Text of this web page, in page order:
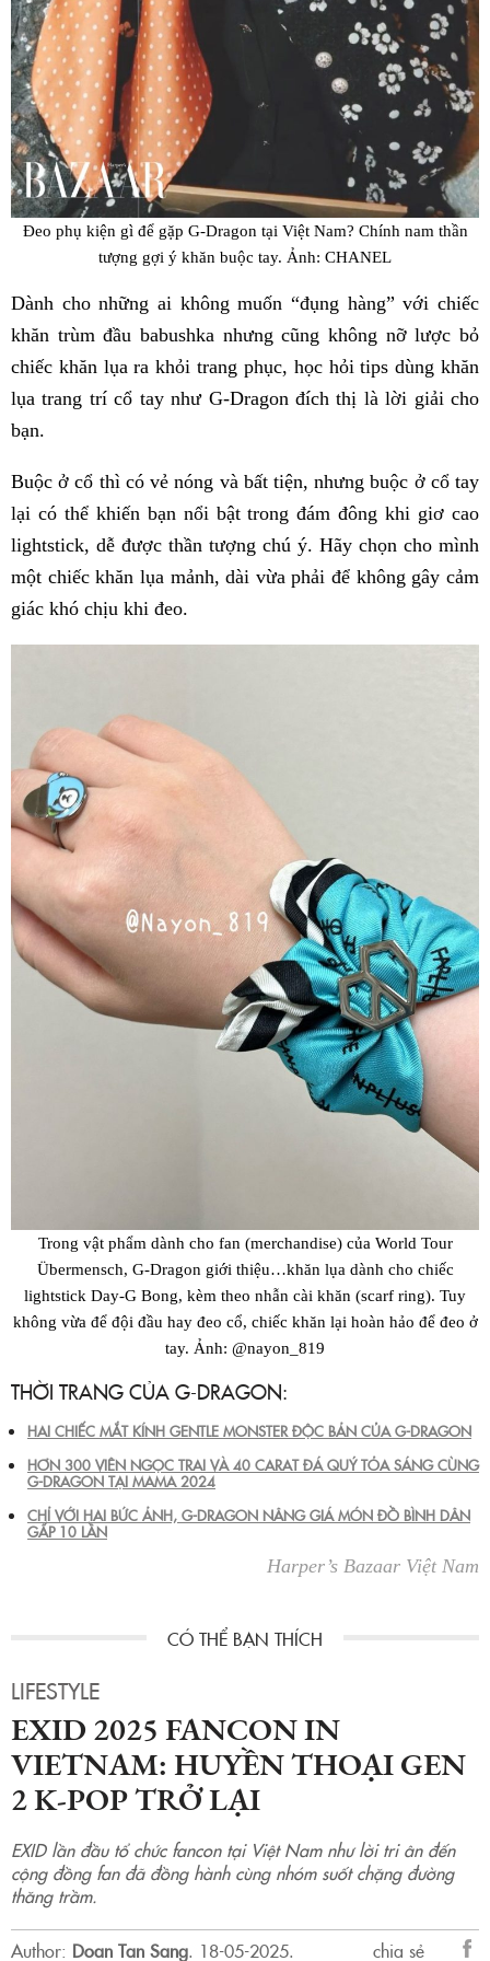
Đeo phụ kiện gì để gặp G-Dragon tại Việt Nam? Chính nam thần
tượng gợi ý khăn buộc tay. Ảnh: CHANEL
Dành cho những ai không muốn “đụng hàng” với chiếc
khăn trùm đầu babushka nhưng cũng không nỡ lược bỏ
chiếc khăn lụa ra khỏi trang phục, học hỏi tips dùng khăn
lụa trang trí cổ tay như G-Dragon đích thị là lời giải cho
bạn.
Buộc ở cổ thì có vẻ nóng và bất tiện, nhưng buộc ở cổ tay
lại có thể khiến bạn nổi bật trong đám đông khi giơ cao
lightstick, dễ được thần tượng chú ý. Hãy chọn cho mình
một chiếc khăn lụa mảnh, dài vừa phải để không gây cảm
giác khó chịu khi đeo.
Trong vật phẩm dành cho fan (merchandise) của World Tour
Übermensch, G-Dragon giới thiệu…khăn lụa dành cho chiếc
lightstick Day-G Bong, kèm theo nhẫn cài khăn (scarf ring). Tuy
không vừa để đội đầu hay đeo cổ, chiếc khăn lại hoàn hảo để đeo ở
tay. Ảnh: @nayon_819
THỜI TRANG CỦA G-DRAGON:
HAI CHIẾC MẮT KÍNH GENTLE MONSTER ĐỘC BẢN CỦA G-DRAGON
HƠN 300 VIÊN NGỌC TRAI VÀ 40 CARAT ĐÁ QUÝ TỎA SÁNG CÙNG
G-DRAGON TẠI MAMA 2024
CHỈ VỚI HAI BỨC ẢNH, G-DRAGON NÂNG GIÁ MÓN ĐỒ BÌNH DÂN
GẤP 10 LẦN
Harper’s Bazaar Việt Nam
LIFESTYLE
EXID 2025 FANCON IN
VIETNAM: HUYỀN THOẠI GEN
2 K-POP TRỞ LẠI
EXID lần đầu tổ chức fancon tại Việt Nam như lời tri ân đến
cộng đồng fan đã đồng hành cùng nhóm suốt chặng đường
thăng trầm.
Author: Doan Tan Sang. 18-05-2025.
chia sẻ